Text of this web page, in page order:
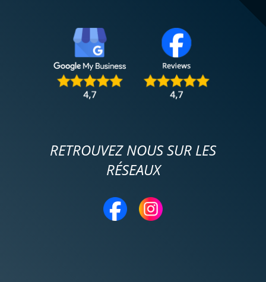
RETROUVEZ NOUS SUR LES
RÉSEAUX